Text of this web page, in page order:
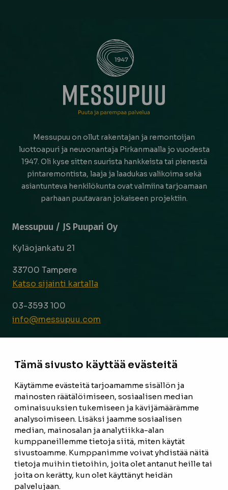
Tämä sivusto käyttää evästeitä
Käytämme evästeitä tarjoamamme sisällön ja
mainosten räätälöimiseen, sosiaalisen median
ominaisuuksien tukemiseen ja kävijämäärämme
analysoimiseen. Lisäksi jaamme sosiaalisen
median, mainosalan ja analytiikka-alan
kumppaneillemme tietoja siitä, miten käytät
sivustoamme. Kumppanimme voivat yhdistää näitä
tietoja muihin tietoihin, joita olet antanut heille tai
joita on kerätty, kun olet käyttänyt heidän
palvelujaan.
Messupuu on ollut rakentajan ja remontoijan
luottoapuri ja neuvonantaja Pirkanmaalla jo vuodesta
1947. Oli kyse sitten suurista hankkeista tai pienestä
pintaremontista, laaja ja laadukas valikoima sekä
asiantunteva henkilökunta ovat valmiina tarjoamaan
parhaan puutavaran jokaiseen projektiin.
Messupuu / JS Puupari Oy
Kyläojankatu 21
33700 Tampere
Katso sijainti kartalla
03-3593 100
info@messupuu.com
la 9-14
FacebookInstagram
ETUSIVU
TUOTTEET
REFERENSSIT